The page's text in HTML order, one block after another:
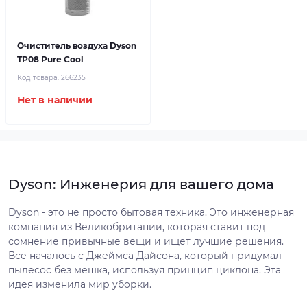
Очиститель воздуха Dyson
TP08 Pure Cool
Код товара: 266235
Нет в наличии
Dyson: Инженерия для вашего дома
Dyson - это не просто бытовая техника. Это инженерная
компания из Великобритании, которая ставит под
сомнение привычные вещи и ищет лучшие решения.
Все началось с Джеймса Дайсона, который придумал
пылесос без мешка, используя принцип циклона. Эта
идея изменила мир уборки.